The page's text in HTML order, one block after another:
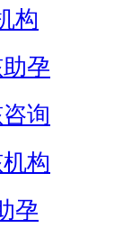
构
孕
询
构
孕